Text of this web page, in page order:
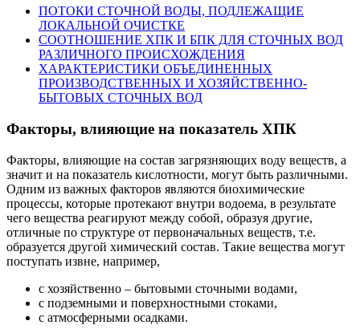
ПОТОКИ СТОЧНОЙ ВОДЫ, ПОДЛЕЖАЩИЕ
ЛОКАЛЬНОЙ ОЧИСТКЕ
СООТНОШЕНИЕ ХПК И БПК ДЛЯ СТОЧНЫХ ВОД
РАЗЛИЧНОГО ПРОИСХОЖДЕНИЯ
ХАРАКТЕРИСТИКИ ОБЪЕДИНЕННЫХ
ПРОИЗВОДСТВЕННЫХ И ХОЗЯЙСТВЕННО-
БЫТОВЫХ СТОЧНЫХ ВОД
Факторы, влияющие на показатель ХПК
Факторы, влияющие на состав загрязняющих воду веществ, а
значит и на показатель кислотности, могут быть различными.
Одним из важных факторов являются биохимические
процессы, которые протекают внутри водоема, в результате
чего вещества реагируют между собой, образуя другие,
отличные по структуре от первоначальных веществ, т.е.
образуется другой химический состав. Такие вещества могут
поступать извне, например,
с хозяйственно – бытовыми сточными водами,
с подземными и поверхностными стоками,
с атмосферными осадками.